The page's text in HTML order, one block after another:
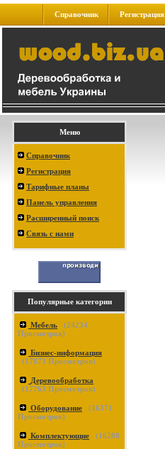
Справочник Регистрация
Меню
Справочник
Регистрация
Тарифные планы
Панель управления
Расширенный поиск
Связь с нами
Популярные категории
Мебель (24234
Просмотров)
Бизнес-информация
(17873 Просмотров)
Деревообработка
(17763 Просмотров)
Оборудование (16371
Просмотров)
Комплектующие (16288
Просмотров)